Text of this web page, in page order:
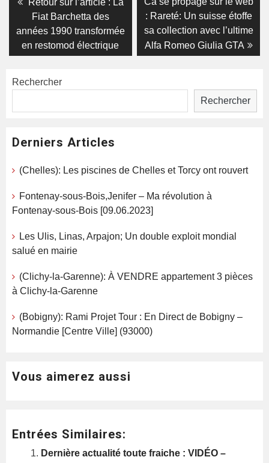
l’article
post:
Retour sur l’article : La
Fiat Barchetta des
années 1990 transformée
en restomod électrique
post:
: Rareté: Un suisse étoffe
sa collection avec l’ultime
Alfa Romeo Giulia GTA
Rechercher
Rechercher
Derniers Articles
(Chelles): Les piscines de Chelles et Torcy ont rouvert
Fontenay-sous-Bois,Jenifer – Ma révolution à
Fontenay-sous-Bois [09.06.2023]
Les Ulis, Linas, Arpajon; Un double exploit mondial
salué en mairie
(Clichy-la-Garenne): À VENDRE appartement 3 pièces
à Clichy-la-Garenne
(Bobigny): Rami Projet Tour : En Direct de Bobigny –
Normandie [Centre Ville] (93000)
Vous aimerez aussi
Entrées Similaires:
Dernière actualité toute fraiche : VIDÉO –